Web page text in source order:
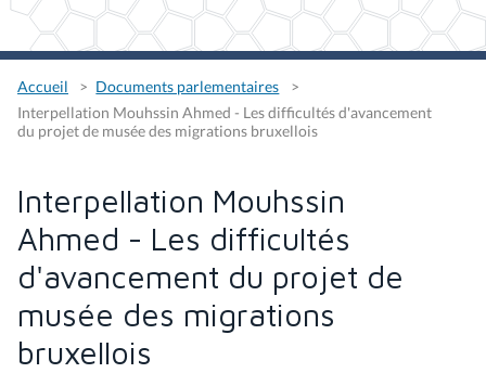
Accueil
Documents parlementaires
Interpellation Mouhssin Ahmed - Les difficultés d'avancement
du projet de musée des migrations bruxellois
Interpellation Mouhssin
Ahmed - Les difficultés
d'avancement du projet de
musée des migrations
bruxellois